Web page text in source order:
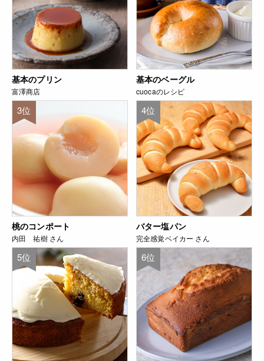
基本のプリン
富澤商店
基本のベーグル
cuocaのレシピ
3位
桃のコンポート
内田 祐樹 さん
4位
バター塩パン
完全感覚ベイカー さん
5位 6位